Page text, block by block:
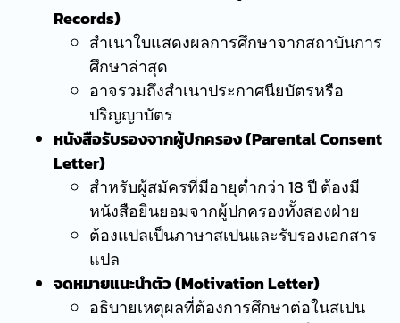
Records)
สำเนาใบแสดงผลการศึกษาจากสถาบันการ
ศึกษาล่าสุด
อาจรวมถึงสำเนาประกาศนียบัตรหรือ
ปริญญาบัตร
หนังสือรับรองจากผู้ปกครอง (Parental Consent
Letter)
สำหรับผู้สมัครที่มีอายุต่ำกว่า 18 ปี ต้องมี
หนังสือยินยอมจากผู้ปกครองทั้งสองฝ่าย
ต้องแปลเป็นภาษาสเปนและรับรองเอกสาร
แปล
จดหมายแนะนำตัว (Motivation Letter)
อธิบายเหตุผลที่ต้องการศึกษาต่อในสเปน